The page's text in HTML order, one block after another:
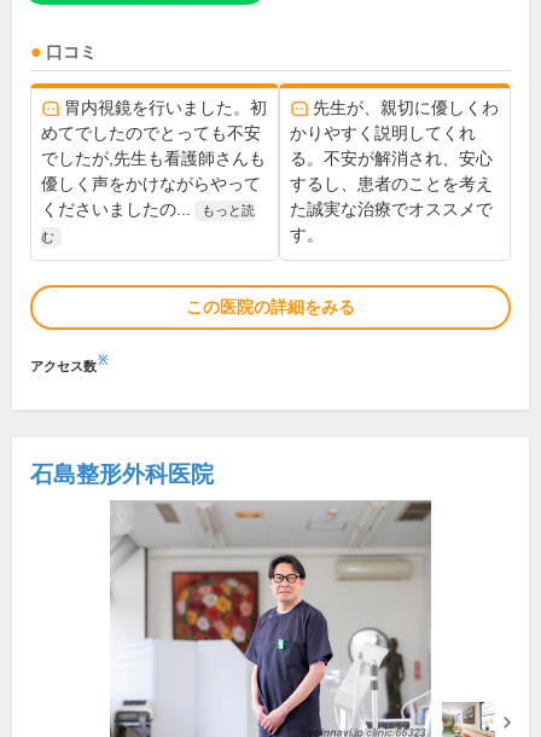
口コミ
胃内視鏡を行いました。初
めてでしたのでとっても不安
でしたが,先生も看護師さんも
優しく声をかけながらやって
くださいましたの...
もっと読
む
先生が、親切に優しくわ
かりやすく説明してくれ
る。不安が解消され、安心
するし、患者のことを考え
た誠実な治療でオススメで
す。
この医院の詳細をみる
アクセス数※
石島整形外科医院